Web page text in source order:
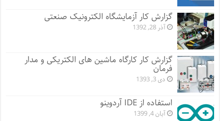
گزارش کار آزمایشگاه الکترونیک صنعتی
آذر 28, 1392
گزارش کار کارگاه ماشین های الکتریکی و مدار
فرمان
دی 3, 1393
استفاده از IDE آردوینو
آبان 4, 1399